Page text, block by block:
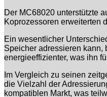
Der MC68020 unterstützte
Koprozessoren erweiterten
Ein wesentlicher
Speicher adressieren kann,
energieeffizienter, was ihn
Im Vergleich zu seinen
die Vielzahl der
kompatiblen Markt, was